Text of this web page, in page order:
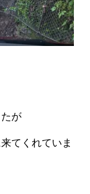
が
てくれていま